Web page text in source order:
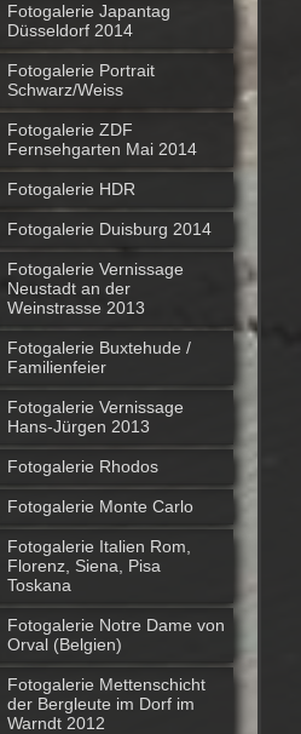
Fotogalerie Japantag
Düsseldorf 2014
Fotogalerie Portrait
Schwarz/Weiss
Fotogalerie ZDF
Fernsehgarten Mai 2014
Fotogalerie HDR
Fotogalerie Duisburg 2014
Fotogalerie Vernissage
Neustadt an der
Weinstrasse 2013
Fotogalerie Buxtehude /
Familienfeier
Fotogalerie Vernissage
Hans-Jürgen 2013
Fotogalerie Rhodos
Fotogalerie Monte Carlo
Fotogalerie Italien Rom,
Florenz, Siena, Pisa
Toskana
Fotogalerie Notre Dame von
Orval (Belgien)
Fotogalerie Mettenschicht
der Bergleute im Dorf im
Warndt 2012